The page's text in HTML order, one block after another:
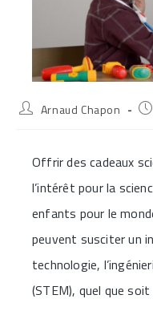
Auteur/autrice
Arnaud Chapon
Offrir des cadeaux
l’intérêt pour la
enfants pour le
peuvent susciter un
technologie,
(STEM), quel que